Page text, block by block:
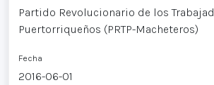
Partido Revolucionario de los
Puertorriqueños (PRTP-Macheteros)
Fecha
2016-06-01